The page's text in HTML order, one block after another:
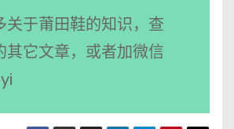
关于莆田鞋的知识，查
其它文章，或者加微信